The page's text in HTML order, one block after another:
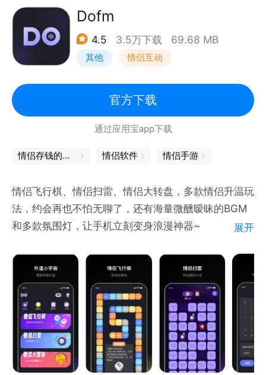
见，爱就是要随时看得到！还能查看对方实时剩余电
量，屏幕使用时间，专治消息不回，发送后对象需在
30分钟内拍照回应你~
方，时刻专注对方的心情变化，记录共同的纪念日，创
建情侣相册，每个重要的日子都值得被记录，记录点
Dofm
4.5 3.5万下载 69.68 MB
其他 情侣互动
官方下载
通过应用宝app下载
情侣存钱的软件 情侣软件 情侣手游
情侣飞行棋、情侣扫雷、情侣大转盘，多款情侣升温玩
法，约会再也不怕无聊了，还有海量微醺暧昧的BGM
和多款氛围灯，让手机立刻变身浪漫神器~
大人的游戏，约会一起玩
【情侣扫雷】
炸出爱的火花
【情侣大转盘】
爱的魔力转圈圈
【微醺歌单】
精选数首氛围感十足的BGM，跟着节奏动起来
展开